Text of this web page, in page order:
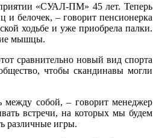
«СУАЛ-ПМ» 45 лет. Теперь
и белочек, – говорит пенсионерка
ходьбе и уже приобрела палки.
мышцы.
сравнительно новый вид спорта
чтобы скандинавы могли
между собой, – говорит менеджер
встречи, на которых мы будем
различные игры.